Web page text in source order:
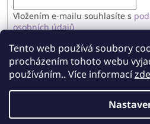
Tento web používá soubory
procházením tohoto webu
používáním.. Více informacízde
Vložením e-mailu souhlasíte s
osobních údajů
PŘIHLÁSIT SE
Vytvořil